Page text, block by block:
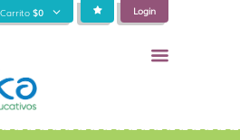
Carrito $0 Login